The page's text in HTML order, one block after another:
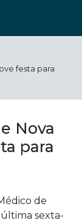
festa para
Nova
para
de
sexta-